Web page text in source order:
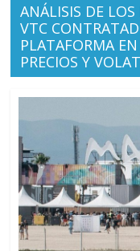
ANÁLISIS DE LOS
VTC
PLATAFORMA
PRECIOS Y